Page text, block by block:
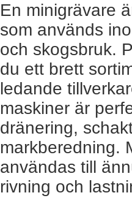
En minigrävare
som används
och skogsbruk.
du ett brett
ledande
maskiner är
dränering,
markberedning.
användas till
rivning och